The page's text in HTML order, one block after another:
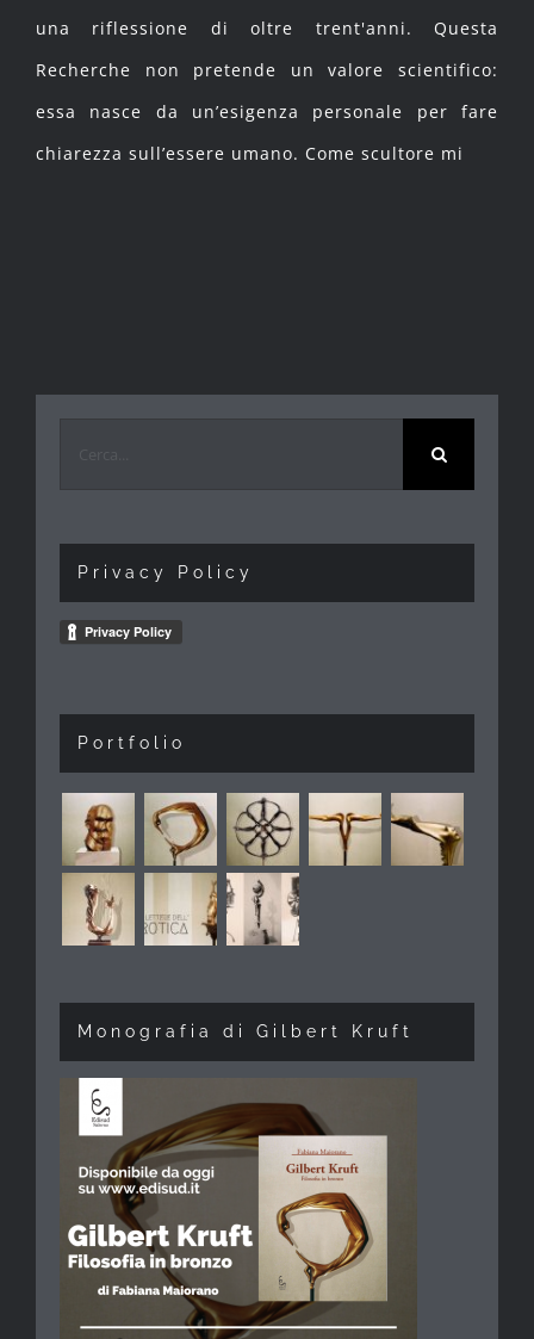
una riflessione di oltre trent'anni. Questa
Recherche non pretende un valore scientifico:
essa nasce da un’esigenza personale per fare
chiarezza sull’essere umano. Come scultore mi
Privacy Policy
Portfolio
Monografia di Gilbert Kruft